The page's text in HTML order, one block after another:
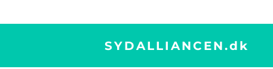
SYDALLIANCEN.dk